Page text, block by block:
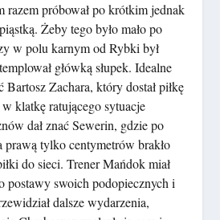
próbował po krótkim jednak
Żeby tego było mało po
w polu karnym od Rybki był
główką słupek. Idealne
Bartosz Zachara, który dostał piłkę
klatkę ratującego sytuacje
dał znać Sewerin, gdzie po
prawą tylko centymetrów brakło
do sieci. Trener Mańdok miał
postawy swoich podopiecznych i
dalsze wydarzenia,